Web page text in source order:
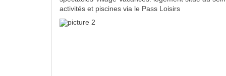
activités et piscines via le Pass Loisirs
Previous